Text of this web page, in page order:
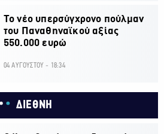
Το νέο υπερσύγχρονο πούλμαν
του Παναθηναϊκού αξίας
550.000 ευρώ
04 ΑΥΓΟΥΣΤΟΥ - 18:34
ΔΙΕΘΝΗ